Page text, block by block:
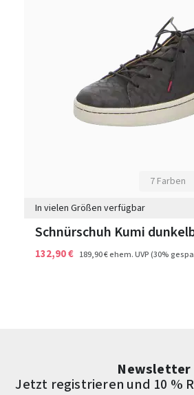
7 Farben
In vielen Größen verfügbar
Schnürschuh Kumi
132,90 € 189,90 €ehem. UVP(30%
Newsletter
Jetzt registrieren und 10 %